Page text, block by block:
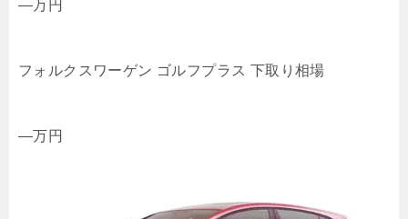
—万円
フォルクスワーゲン ゴルフプラス 下取り相場
—万円